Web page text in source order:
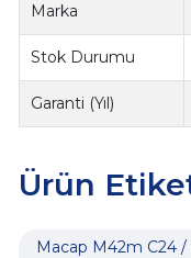
Marka
Stok Durumu
Garanti (Yıl)
Ürün
Macap M42m C24